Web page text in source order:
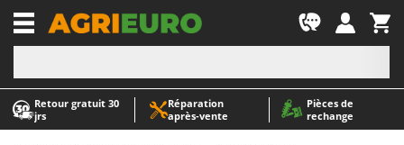
Retour gratuit 30
jrs
Réparation
après‑vente
Pièces de
rechange
-1
A
Abris de jardin
A